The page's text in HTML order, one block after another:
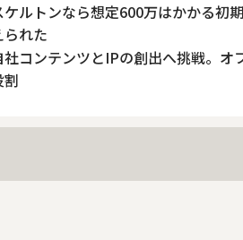
ケルトンなら想定600万はかかる初
られた
社コンテンツとIPの創出へ挑戦。
割